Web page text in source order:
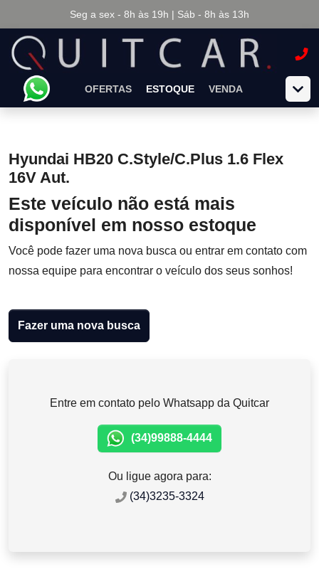
Seg a sex - 8h às 19h | Sáb - 8h às 13h
OFERTAS ESTOQUE VENDA
Hyundai HB20 C.Style/C.Plus 1.6 Flex
16V Aut.
Este veículo não está mais
disponível em nosso estoque
Você pode fazer uma nova busca ou entrar em contato com
nossa equipe para encontrar o veículo dos seus sonhos!
Fazer uma nova busca
Entre em contato pelo Whatsapp da Quitcar
(34)99888-4444
Ou ligue agora para:
(34)3235-3324